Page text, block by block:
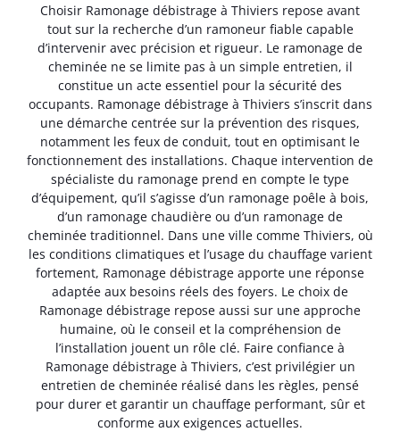
Choisir Ramonage débistrage à Thiviers repose avant
tout sur la recherche d’un ramoneur fiable capable
d’intervenir avec précision et rigueur. Le ramonage de
cheminée ne se limite pas à un simple entretien, il
constitue un acte essentiel pour la sécurité des
occupants. Ramonage débistrage à Thiviers s’inscrit dans
une démarche centrée sur la prévention des risques,
notamment les feux de conduit, tout en optimisant le
fonctionnement des installations. Chaque intervention de
spécialiste du ramonage prend en compte le type
d’équipement, qu’il s’agisse d’un ramonage poêle à bois,
d’un ramonage chaudière ou d’un ramonage de
cheminée traditionnel. Dans une ville comme Thiviers, où
les conditions climatiques et l’usage du chauffage varient
fortement, Ramonage débistrage apporte une réponse
adaptée aux besoins réels des foyers. Le choix de
Ramonage débistrage repose aussi sur une approche
humaine, où le conseil et la compréhension de
l’installation jouent un rôle clé. Faire confiance à
Ramonage débistrage à Thiviers, c’est privilégier un
entretien de cheminée réalisé dans les règles, pensé
pour durer et garantir un chauffage performant, sûr et
conforme aux exigences actuelles.